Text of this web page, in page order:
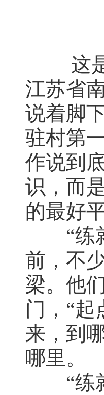
这是
江苏省
说着脚
驻村第
作说到
识，而
的最好
“练就
前，不
梁。他
门，“
来，到
哪里。
“练就